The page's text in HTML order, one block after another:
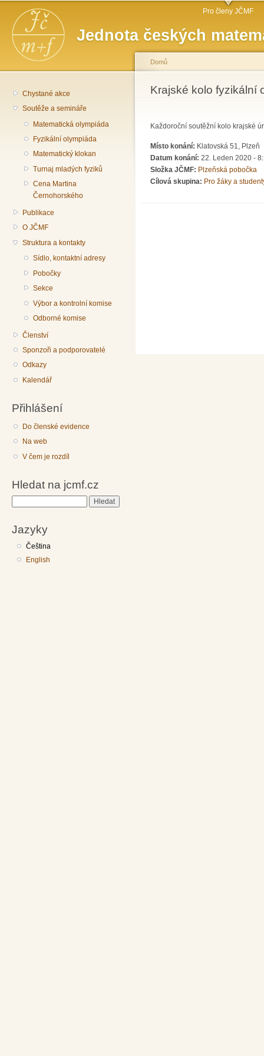
Jednota českých
Hlavní menu Pro členy JČMF
Chystané akce
Soutěže a semináře
Matematická olympiáda
Fyzikální olympiáda
Matematický klokan
Turnaj mladých fyziků
Cena Martina
Černohorského
Publikace
O JČMF
Struktura a kontakty
Sídlo, kontaktní adresy
Pobočky
Sekce
Výbor a kontrolní komise
Odborné komise
Členství
Sponzoři a podporovatelé
Odkazy
Kalendář
Přihlášení
Do členské evidence
Na web
V čem je rozdíl
Hledat na jcmf.cz
Jazyky
Čeština
English
Jste zde
Domů
Krajské kolo fyzikální
Každoroční soutěžní kolo krajské
Místo konání: Klatovská 51, Plzeň
Datum konání: 22. Leden 2020 -
Složka JČMF: Plzeňská pobočka
Cílová skupina: Pro žáky a